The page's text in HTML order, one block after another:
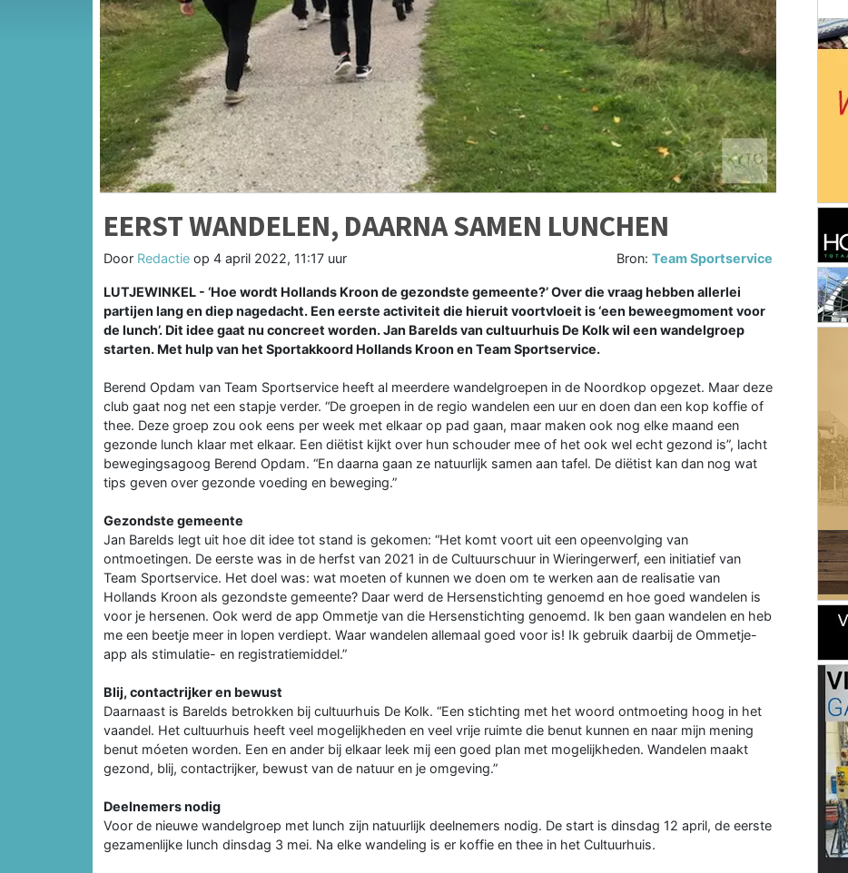
EERST WANDELEN, DAARNA SAMEN LUNCHEN
Door Redactie op 4 april 2022, 11:17 uur Bron:Team Sportservice
LUTJEWINKEL - ‘Hoe wordt Hollands Kroon de gezondste gemeente?’ Over die vraag hebben allerlei
partijen lang en diep nagedacht. Een eerste activiteit die hieruit voortvloeit is ‘een beweegmoment voor
de lunch’. Dit idee gaat nu concreet worden. Jan Barelds van cultuurhuis De Kolk wil een wandelgroep
starten. Met hulp van het Sportakkoord Hollands Kroon en Team Sportservice.
Berend Opdam van Team Sportservice heeft al meerdere wandelgroepen in de Noordkop opgezet. Maar deze
club gaat nog net een stapje verder. “De groepen in de regio wandelen een uur en doen dan een kop koffie of
thee. Deze groep zou ook eens per week met elkaar op pad gaan, maar maken ook nog elke maand een
gezonde lunch klaar met elkaar. Een diëtist kijkt over hun schouder mee of het ook wel echt gezond is”, lacht
bewegingsagoog Berend Opdam. “En daarna gaan ze natuurlijk samen aan tafel. De diëtist kan dan nog wat
tips geven over gezonde voeding en beweging.”
Gezondste gemeente
Jan Barelds legt uit hoe dit idee tot stand is gekomen: “Het komt voort uit een opeenvolging van
ontmoetingen. De eerste was in de herfst van 2021 in de Cultuurschuur in Wieringerwerf, een initiatief van
Team Sportservice. Het doel was: wat moeten of kunnen we doen om te werken aan de realisatie van
Hollands Kroon als gezondste gemeente? Daar werd de Hersenstichting genoemd en hoe goed wandelen is
voor je hersenen. Ook werd de app Ommetje van die Hersenstichting genoemd. Ik ben gaan wandelen en heb
me een beetje meer in lopen verdiept. Waar wandelen allemaal goed voor is! Ik gebruik daarbij de Ommetje-
app als stimulatie- en registratiemiddel.”
Blij, contactrijker en bewust
Daarnaast is Barelds betrokken bij cultuurhuis De Kolk. “Een stichting met het woord ontmoeting hoog in het
vaandel. Het cultuurhuis heeft veel mogelijkheden en veel vrije ruimte die benut kunnen en naar mijn mening
benut móeten worden. Een en ander bij elkaar leek mij een goed plan met mogelijkheden. Wandelen maakt
gezond, blij, contactrijker, bewust van de natuur en je omgeving.”
Deelnemers nodig
Voor de nieuwe wandelgroep met lunch zijn natuurlijk deelnemers nodig. De start is dinsdag 12 april, de eerste
gezamenlijke lunch dinsdag 3 mei. Na elke wandeling is er koffie en thee in het Cultuurhuis.